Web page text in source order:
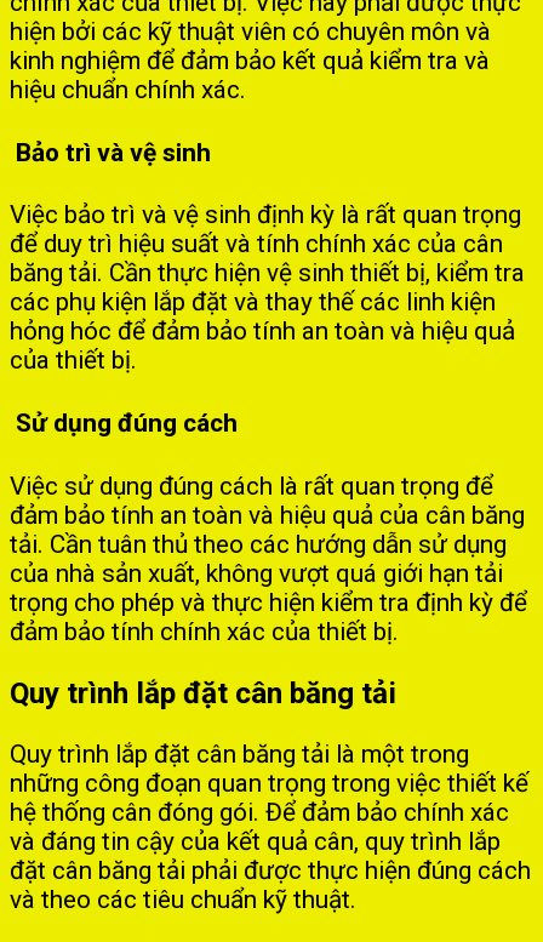
hiện bởi các kỹ thuật viên có chuyên môn và
kinh nghiệm để đảm bảo kết quả kiểm tra và
hiệu chuẩn chính xác.
Bảo trì và vệ sinh
Việc bảo trì và vệ sinh định kỳ là rất quan trọng
để duy trì hiệu suất và tính chính xác của cân
băng tải. Cần thực hiện vệ sinh thiết bị, kiểm tra
các phụ kiện lắp đặt và thay thế các linh kiện
hỏng hóc để đảm bảo tính an toàn và hiệu quả
của thiết bị.
Sử dụng đúng cách
Việc sử dụng đúng cách là rất quan trọng để
đảm bảo tính an toàn và hiệu quả của cân băng
tải. Cần tuân thủ theo các hướng dẫn sử dụng
của nhà sản xuất, không vượt quá giới hạn tải
trọng cho phép và thực hiện kiểm tra định kỳ để
đảm bảo tính chính xác của thiết bị.
Quy trình lắp đặt cân băng tải
Quy trình lắp đặt cân băng tải là một trong
những công đoạn quan trọng trong việc thiết kế
hệ thống cân đóng gói. Để đảm bảo chính xác
và đáng tin cậy của kết quả cân, quy trình lắp
đặt cân băng tải phải được thực hiện đúng cách
và theo các tiêu chuẩn kỹ thuật.